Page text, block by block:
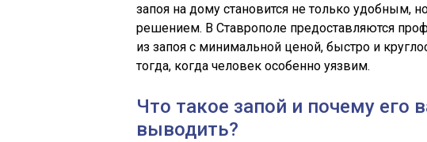
запоя на дому становится не только удобным,
решением. В Ставрополе предоставляются
из запоя с минимальной ценой, быстро и
тогда, когда человек особенно уязвим.
Что такое запой и почему его
выводить?